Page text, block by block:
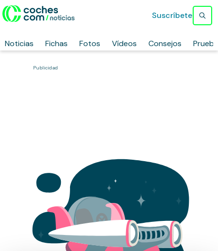
Noticias Fichas Fotos Vídeos Consejos
Suscríbete
Publicidad